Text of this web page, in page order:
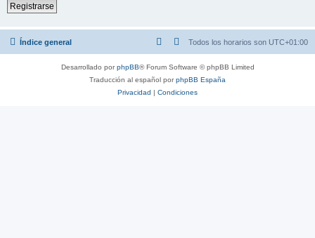
Registrarse
Índice general Todos los horarios son UTC+01:00
Desarrollado porphpBB® Forum Software © phpBB Limited
Traducción al español porphpBB España
Privacidad | Condiciones